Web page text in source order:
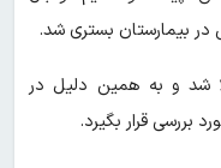
در بیمارستان بستری شد.
شد و به همین دلیل در
بررسی قرار بگیرد.